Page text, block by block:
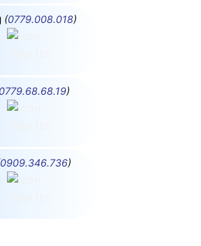
(0779.008.018)
)
0909.346.736)